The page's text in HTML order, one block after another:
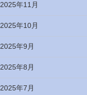
2025年11月
2025年10月
2025年9月
2025年8月
2025年7月